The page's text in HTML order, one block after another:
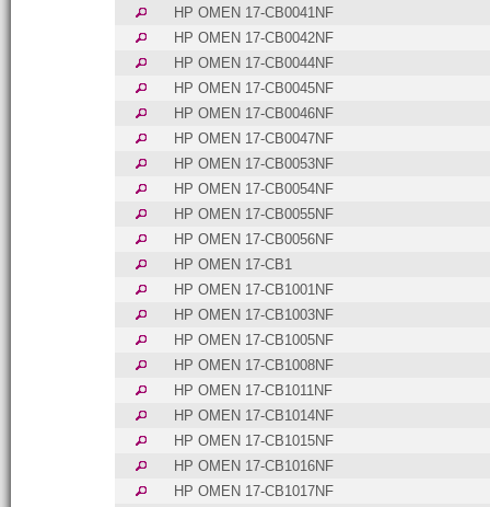
HP OMEN 17-CB0041NF
HP OMEN 17-CB0042NF
HP OMEN 17-CB0044NF
HP OMEN 17-CB0045NF
HP OMEN 17-CB0046NF
HP OMEN 17-CB0047NF
HP OMEN 17-CB0053NF
HP OMEN 17-CB0054NF
HP OMEN 17-CB0055NF
HP OMEN 17-CB0056NF
HP OMEN 17-CB1
HP OMEN 17-CB1001NF
HP OMEN 17-CB1003NF
HP OMEN 17-CB1005NF
HP OMEN 17-CB1008NF
HP OMEN 17-CB1011NF
HP OMEN 17-CB1014NF
HP OMEN 17-CB1015NF
HP OMEN 17-CB1016NF
HP OMEN 17-CB1017NF